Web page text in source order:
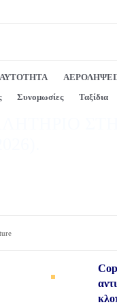
Συνομωσίες Ταξίδια